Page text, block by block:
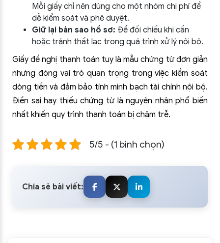
Mỗi giấy chỉ nên dùng cho một nhóm chi phí để
dễ kiểm soát và phê duyệt.
Giữ lại bản sao hồ sơ: Để đối chiếu khi cần
hoặc tránh thất lạc trong quá trình xử lý nội bộ.
Giấy đề nghị thanh toán tuy là mẫu chứng từ đơn giản
nhưng đóng vai trò quan trọng trong việc kiểm soát
dòng tiền và đảm bảo tính minh bạch tài chính nội bộ.
Điền sai hay thiếu chứng từ là nguyên nhân phổ biến
nhất khiến quy trình thanh toán bị chậm trễ.
5/5 - (1 bình chọn)
Chia sẻ bài viết: